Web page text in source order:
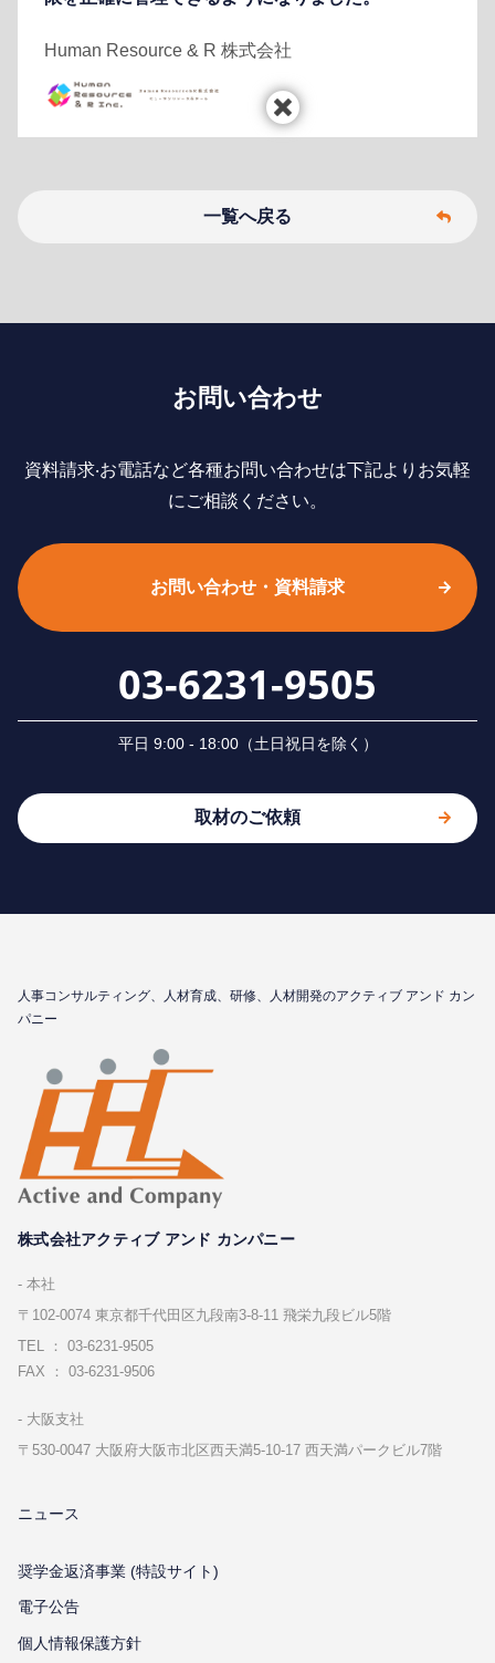
Human Resource & R 株式会社
一覧へ戻る
お問い合わせ
資料請求‧お電話など各種お問い合わせは下記よりお気軽
にご相談ください。
お問い合わせ・資料請求
03-6231-9505
平⽇ 9:00 - 18:00（⼟⽇祝⽇を除く）
取材のご依頼
⼈事コンサルティング、⼈材育成、研修、⼈材開発のアクティブ アンド カン
パニー
株式会社アクティブ アンド カンパニー
本社
〒102-0074 東京都千代⽥区九段南3-8-11 飛栄九段ビル5階
TEL ： 03-6231-9505
FAX ： 03-6231-9506
⼤阪⽀社
〒530-0047 ⼤阪府⼤阪市北区⻄天満5-10-17 ⻄天満パークビル7階
ニュース
奨学金返済事業 (特設サイト)
電子公告
個⼈情報保護⽅針